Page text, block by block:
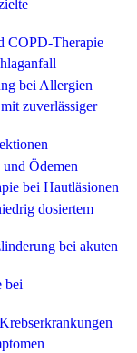
COPD-Therapie
bei Allergien
zuverlässiger
Ödemen
bei Hautläsionen
dosiertem
bei akuten
bei